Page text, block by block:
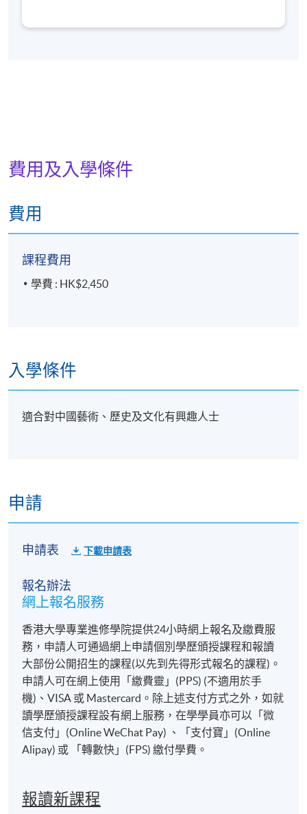
費用及入學條件
費用
課程費用
學費 : HK$2,450
入學條件
適合對中國藝術、歷史及文化有興趣人士
申請
申請表 下載申請表
報名辦法
網上報名服務
香港大學專業進修學院提供24小時網上報名及繳費服
務，申請人可通過網上申請個別學歷頒授課程和報讀
大部份公開招生的課程(以先到先得形式報名的課程)。
申請人可在網上使用「繳費靈」(PPS) (不適用於手
機)、VISA 或 Mastercard。除上述支付方式之外，如就
讀學歷頒授課程設有網上服務，在學學員亦可以「微
信支付」(Online WeChat Pay) 、「支付寶」(Online
Alipay) 或 「轉數快」(FPS) 繳付學費。
報讀新課程